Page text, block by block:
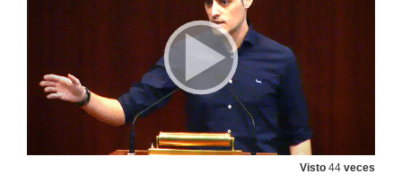
Visto 44 veces
11 de feb. de 2020
Intervención de Juan Pardo Froján
11 de feb. de 2020
Intervención de José Carlos Prado Prado